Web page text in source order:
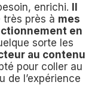
enrichi. Il
très près à mes
en
sorte les
au contenu
pour coller au
de l’expérience